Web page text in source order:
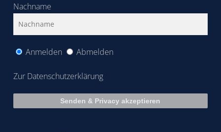
Nachname
Anmelden Abmelden
Zur Datenschutzerklärung